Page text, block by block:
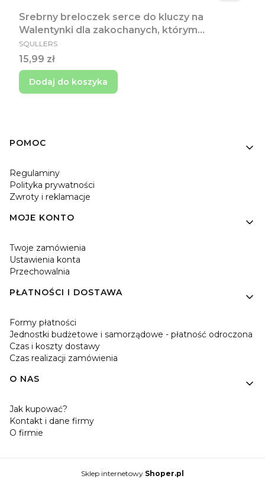
Srebrny breloczek serce do kluczy na
Walentynki dla zakochanych, którym
serduszko bije w rytmie czacza
PRODUCENT
SQULLERS
Cena
15,99 zł
Dodaj do koszyka
Linki w stopce
POMOC
Regulaminy
Polityka prywatności
Zwroty i reklamacje
MOJE KONTO
Twoje zamówienia
Ustawienia konta
Przechowalnia
PŁATNOŚCI I DOSTAWA
Formy płatności
Jednostki budżetowe i samorządowe - płatność odroczona
Czas i koszty dostawy
Czas realizacji zamówienia
O NAS
Jak kupować?
Kontakt i dane firmy
O firmie
Sklep internetowy Shoper.pl